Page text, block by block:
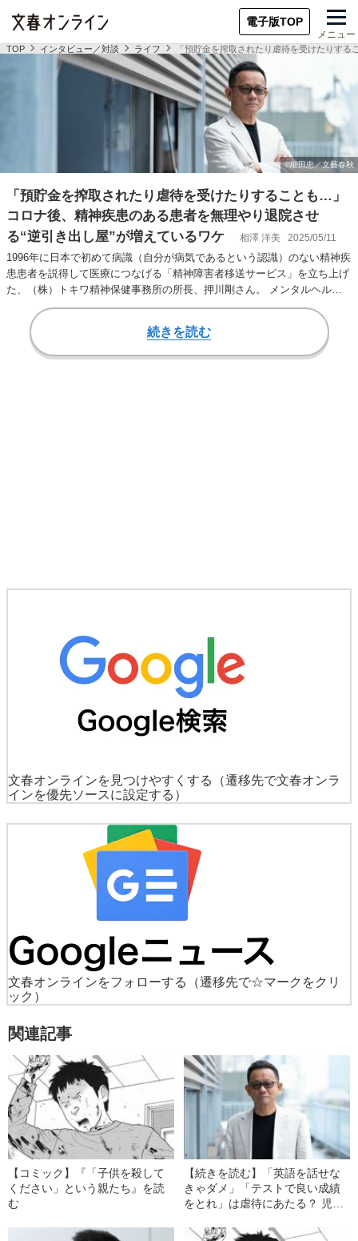
電子版TOP
メニュー
TOP インタビュー／対談 ライフ 「預貯金を搾取されたり虐待を受けたりす
「預貯金を搾取されたり虐待を受けたりすることも…」
コロナ後、精神疾患のある患者を無理やり退院させ
る“逆引き出し屋”が増えているワケ
相澤 洋美 2025/05/11
1996年に日本で初めて病識（自分が病気であるという認識）のない精神疾
患患者を説得して医療につなげる「精神障害者移送サービス」を立ち上げ
た、（株）トキワ精神保健事務所の所長、押川剛さん。 メンタルヘルス
患者のリアル…
続きを読む
文春オンラインを見つけやすくする
（遷移先で文春オンラ
インを優先ソースに設定する）
文春オンラインをフォローする
（遷移先で☆マークをクリ
ック）
関連記事
【コミック】『「子供を殺して
ください」という親たち』を読
む
【続きを読む】「英語を話せな
きゃダメ」「テストで良い成績
をとれ」は虐待にあたる？ 児童
る、子供を苦しめる“親のエゴ”